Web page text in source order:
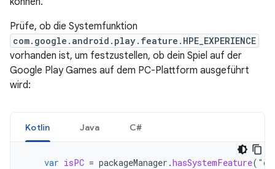
Prüfe, ob die Systemfunktion
com.google.android.play.feature.HPE_EXPERIENCE
vorhanden ist, um festzustellen, ob dein Spiel auf der
Google Play Games auf dem PC-Plattform ausgeführt
wird:
Kotlin Java C#
var isPC = packageManager .hasSystemFeature(